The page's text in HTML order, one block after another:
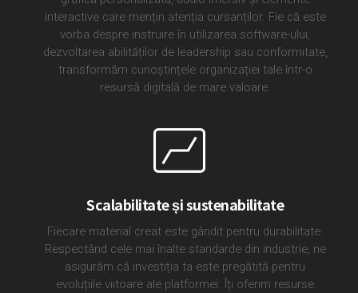
interactive care mențin atenția cursanților. Fie că este
vorba despre instruire în utilizarea software-ului,
dezvoltarea abilităților de leadership sau conformitate,
transformăm cunoștințele organizației tale într-o
resursă digitală de mare valoare.
Scalabilitate și sustenabilitate
Fiecare material creat este gândit pentru durabilitate.
Respectând cele mai înalte standarde din industrie, ne
asigurăm că investiția ta este pregătită pentru
evoluțiile viitoare ale platformei. Îți oferim resurse